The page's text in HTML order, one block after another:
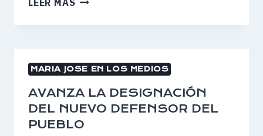
LEER MÁS
LOS
PARA
DEFENDER
A
LOS
CHICOS
MARIA JOSE EN LOS MEDIOS
AVANZA LA DESIGNACIÓN
DEL NUEVO DEFENSOR DEL
PUEBLO